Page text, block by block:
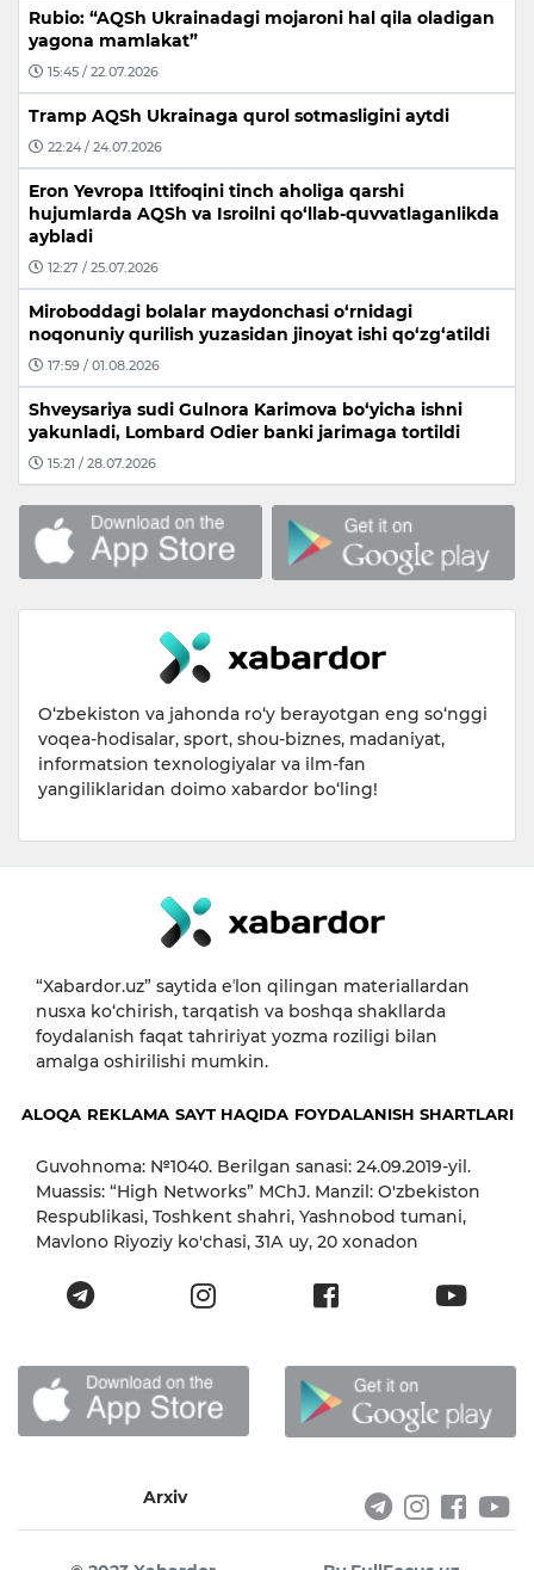
Rubio: “AQSh Ukrainadagi mojaroni hal qila oladigan
yagona mamlakat”
15:45 / 22.07.2026
Tramp AQSh Ukrainaga qurol sotmasligini aytdi
22:24 / 24.07.2026
Eron Yevropa Ittifoqini tinch aholiga qarshi
hujumlarda AQSh va Isroilni qo‘llab-quvvatlaganlikda
aybladi
12:27 / 25.07.2026
Miroboddagi bolalar maydonchasi o‘rnidagi
noqonuniy qurilish yuzasidan jinoyat ishi qo‘zg‘atildi
17:59 / 01.08.2026
Shveysariya sudi Gulnora Karimova bo‘yicha ishni
yakunladi, Lombard Odier banki jarimaga tortildi
15:21 / 28.07.2026
O‘zbekiston va jahonda ro‘y berayotgan eng so‘nggi
voqea-hodisalar, sport, shou-biznes, madaniyat,
informatsion texnologiyalar va ilm-fan
yangiliklaridan doimo xabardor bo‘ling!
“Xabardor.uz” saytida eʼlon qilingan materiallardan
nusxa ko‘chirish, tarqatish va boshqa shakllarda
foydalanish faqat tahririyat yozma roziligi bilan
amalga oshirilishi mumkin.
ALOQA REKLAMA SAYT HAQIDA FOYDALANISH SHARTLARI
Guvohnoma: №1040. Berilgan sanasi: 24.09.2019-yil.
Muassis: “High Networks” MChJ. Manzil: O'zbekiston
Respublikasi, Toshkent shahri, Yashnobod tumani,
Mavlono Riyoziy ko'chasi, 31А uy, 20 xonadon
Arxiv